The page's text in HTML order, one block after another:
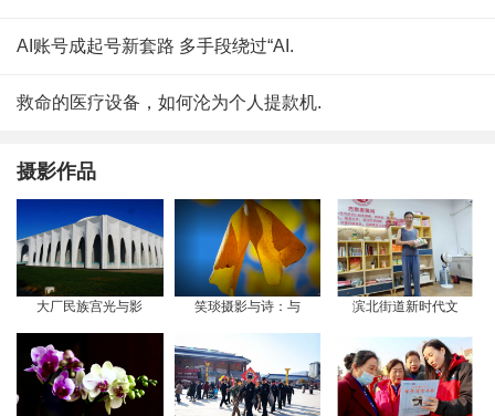
AI账号成起号新套路 多手段绕过“AI.
救命的医疗设备，如何沦为个人提款机.
摄影作品
大厂民族宫光与影 笑琰摄影与诗：与 滨北街道新时代文